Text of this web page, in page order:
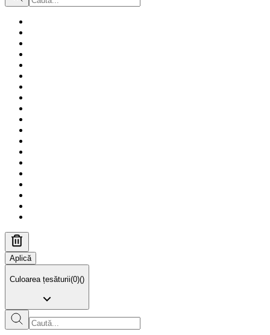
Aplică
Culoarea țesăturii(0)()